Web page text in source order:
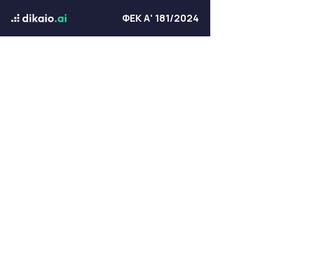
ΦΕΚ Α' 181/2024